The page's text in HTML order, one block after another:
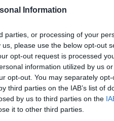
Information
parties, or processing of your
please use the below opt-out
opt-out request is processed
information utilized by us
opt-out. You may separately
third parties on the IAB’s list of
by us to third parties on the
it to other third parties.
μέσα από
ακόμα
της
το
των δήμων, οι
μετρούν την
στο λεγόμενο